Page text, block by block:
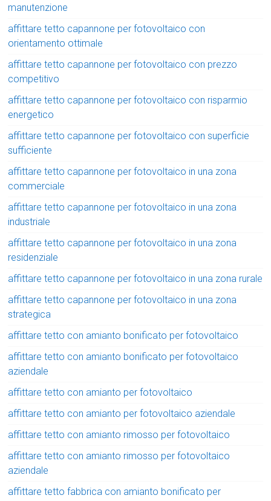
manutenzione
affittare tetto capannone per fotovoltaico con
orientamento ottimale
affittare tetto capannone per fotovoltaico con prezzo
competitivo
affittare tetto capannone per fotovoltaico con risparmio
energetico
affittare tetto capannone per fotovoltaico con superficie
sufficiente
affittare tetto capannone per fotovoltaico in una zona
commerciale
affittare tetto capannone per fotovoltaico in una zona
industriale
affittare tetto capannone per fotovoltaico in una zona
residenziale
affittare tetto capannone per fotovoltaico in una zona rurale
affittare tetto capannone per fotovoltaico in una zona
strategica
affittare tetto con amianto bonificato per fotovoltaico
affittare tetto con amianto bonificato per fotovoltaico
aziendale
affittare tetto con amianto per fotovoltaico
affittare tetto con amianto per fotovoltaico aziendale
affittare tetto con amianto rimosso per fotovoltaico
affittare tetto con amianto rimosso per fotovoltaico
aziendale
affittare tetto fabbrica con amianto bonificato per